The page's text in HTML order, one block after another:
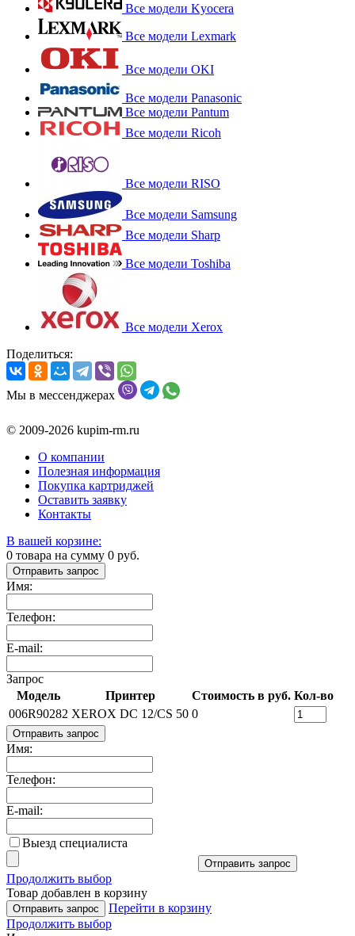
Все модели Kyocera
Все модели Lexmark
Все модели OKI
Все модели Panasonic
Все модели Pantum
Все модели Ricoh
Все модели RISO
Все модели Samsung
Все модели Sharp
Все модели Toshiba
Все модели Xerox
Поделиться:
Мы в мессенджерах
© 2009-2026 kupim-rm.ru
О компании
Полезная информация
Покупка картриджей
Оставить заявку
Контакты
В вашей корзине:
0 товара на сумму 0 руб.
Отправить запрос
Имя:
Телефон:
E-mail:
Запрос
Модель
Принтер Стоимость в руб. Кол-во
006R90282 XEROX DC 12/CS 50 0
Отправить запрос
Имя:
Телефон:
E-mail:
Выезд специалиста
Отправить запрос
Продолжить выбор
Товар добавлен в корзину
Отправить запрос
Перейти в корзину
Продолжить выбор